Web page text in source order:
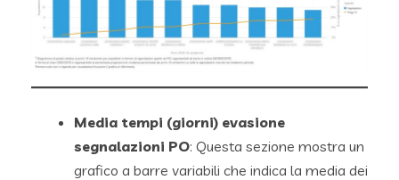
Media tempi (giorni) evasione
segnalazioni PO: Questa sezione mostra un
grafico a barre variabili che indica la media dei